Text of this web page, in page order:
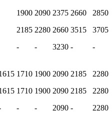
1900
2185
-
2090
2280
-
2375
2660
3230
2660
3515
-
2850
3705
-
1710
1710
-
1900
1900
-
2090
2090
2090
2185
2185
-
2280
2280
2280